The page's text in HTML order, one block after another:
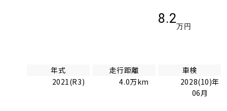
8.2
万円
年式
2021(R3)
走行距離
4.0万km
車検
2028(10)年
06月